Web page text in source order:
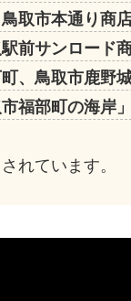
取市本通り商
前サンロード
、鳥取市鹿野
福部町の海岸」
れています。